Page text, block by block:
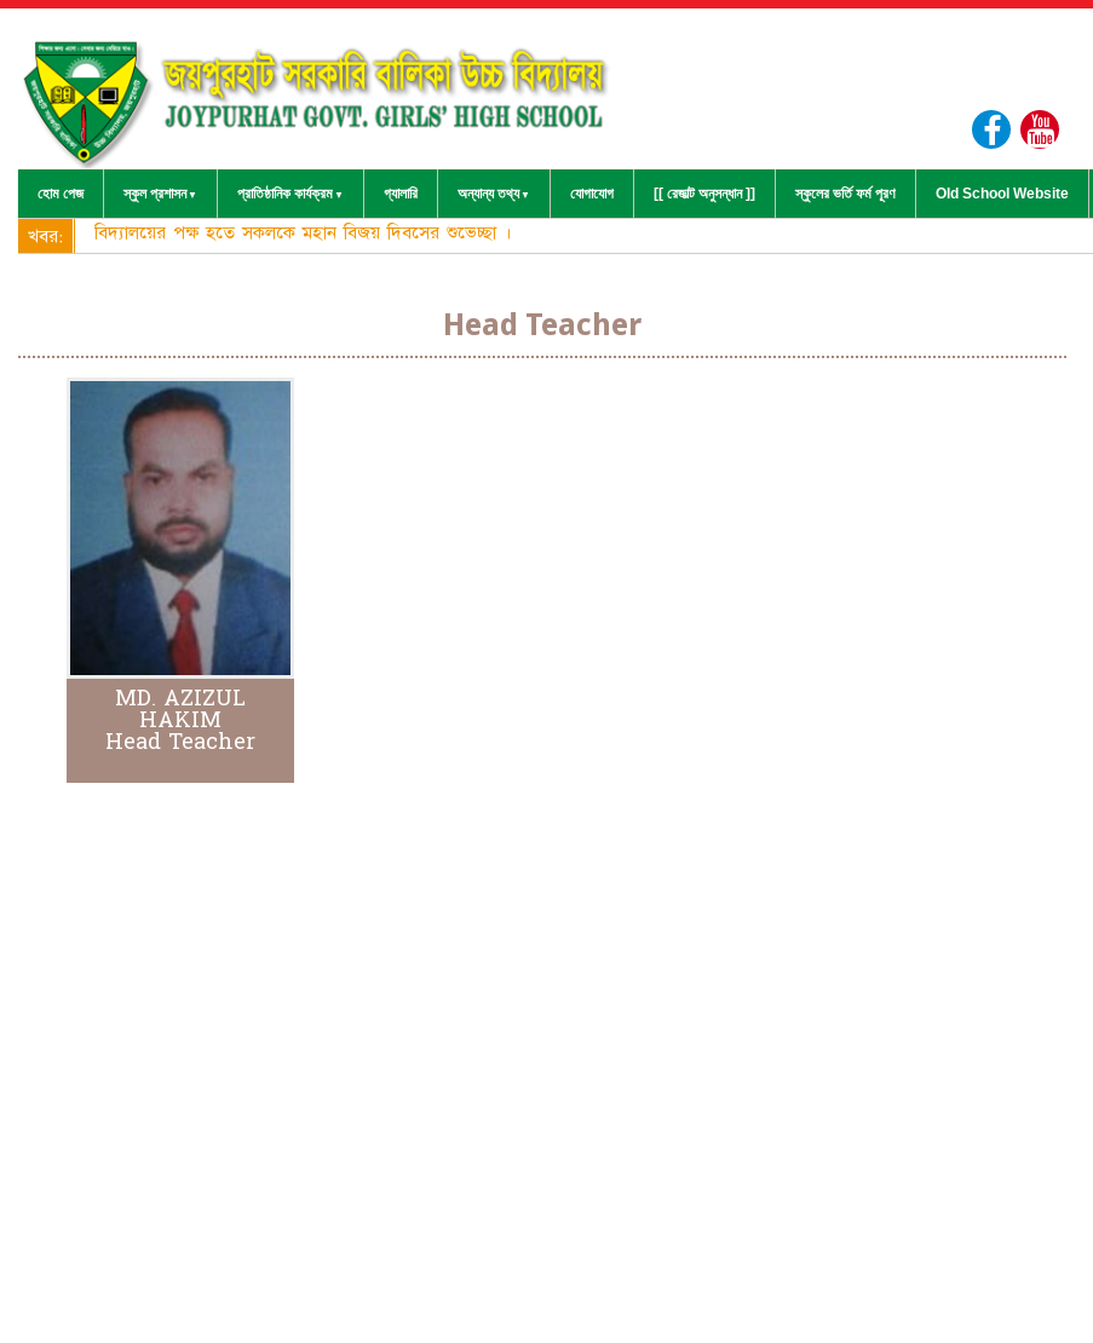
হোম পেজ স্কুল প্রশাসন প্রাতিষ্ঠানিক কার্যক্রম গ্যালারি অন্যান্য তথ্য যোগাযোগ [[ রেজাল্ট অনুসন্ধান ]] স্কুলের ভর্তি ফর্ম পূরণ Old School Website
খবর: বিদ্যালয়ের পক্ষ হতে সকলকে মহান বিজয় দিবসের শুভেচ্ছা ।
Head Teacher
MD. AZIZUL
HAKIM
Head Teacher